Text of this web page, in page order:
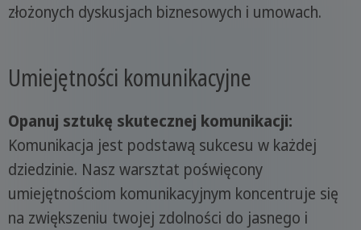
złożonych dyskusjach biznesowych i umowach.
Umiejętności komunikacyjne
Opanuj sztukę skutecznej komunikacji:
Komunikacja jest podstawą sukcesu w każdej
dziedzinie. Nasz warsztat poświęcony
umiejętnościom komunikacyjnym koncentruje się
na zwiększeniu twojej zdolności do jasnego i